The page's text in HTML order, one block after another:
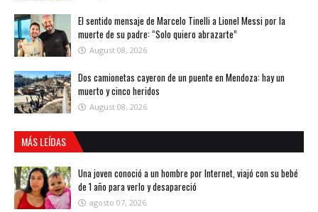
El sentido mensaje de Marcelo Tinelli a Lionel Messi por la
muerte de su padre: “Solo quiero abrazarte”
August 08, 2026
Dos camionetas cayeron de un puente en Mendoza: hay un
muerto y cinco heridos
August 08, 2026
MÁS LEÍDAS
Una joven conoció a un hombre por Internet, viajó con su bebé
de 1 año para verlo y desapareció
agosto 07, 2026